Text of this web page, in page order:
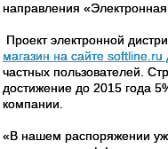
направления
Проект электронной
магазин на сайте softline.ru
частных пользователей.
достижение до 2015 года
компании.
«В нашем распоряжении